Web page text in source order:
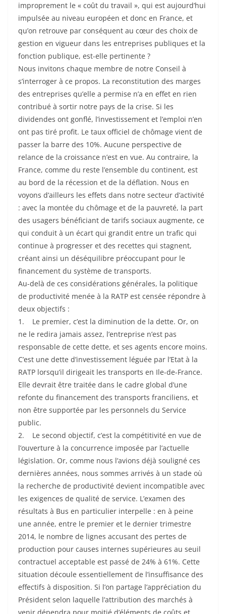
improprement le « coût du travail », qui est aujourd’hui
impulsée au niveau européen et donc en France, et
qu’on retrouve par conséquent au cœur des choix de
gestion en vigueur dans les entreprises publiques et la
fonction publique, est-elle pertinente ?
Nous invitons chaque membre de notre Conseil à
s’interroger à ce propos. La reconstitution des marges
des entreprises qu’elle a permise n’a en effet en rien
contribué à sortir notre pays de la crise. Si les
dividendes ont gonflé, l’investissement et l’emploi n’en
ont pas tiré profit. Le taux officiel de chômage vient de
passer la barre des 10%. Aucune perspective de
relance de la croissance n’est en vue. Au contraire, la
France, comme du reste l’ensemble du continent, est
au bord de la récession et de la déflation. Nous en
voyons d’ailleurs les effets dans notre secteur d’activité
: avec la montée du chômage et de la pauvreté, la part
des usagers bénéficiant de tarifs sociaux augmente, ce
qui conduit à un écart qui grandit entre un trafic qui
continue à progresser et des recettes qui stagnent,
créant ainsi un déséquilibre préoccupant pour le
financement du système de transports.
Au-delà de ces considérations générales, la politique
de productivité menée à la RATP est censée répondre à
deux objectifs :
1. Le premier, c’est la diminution de la dette. Or, on
ne le redira jamais assez, l’entreprise n’est pas
responsable de cette dette, et ses agents encore moins.
C’est une dette d’investissement léguée par l’Etat à la
RATP lorsqu’il dirigeait les transports en Ile-de-France.
Elle devrait être traitée dans le cadre global d’une
refonte du financement des transports franciliens, et
non être supportée par les personnels du Service
public.
2. Le second objectif, c’est la compétitivité en vue de
l’ouverture à la concurrence imposée par l’actuelle
législation. Or, comme nous l’avions déjà souligné ces
dernières années, nous sommes arrivés à un stade où
la recherche de productivité devient incompatible avec
les exigences de qualité de service. L’examen des
résultats à Bus en particulier interpelle : en à peine
une année, entre le premier et le dernier trimestre
2014, le nombre de lignes accusant des pertes de
production pour causes internes supérieures au seuil
contractuel acceptable est passé de 24% à 61%. Cette
situation découle essentiellement de l’insuffisance des
effectifs à disposition. Si l’on partage l’appréciation du
Président selon laquelle l’attribution des marchés à